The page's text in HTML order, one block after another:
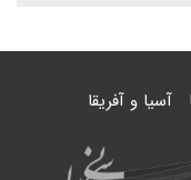
آسیا و آفریقا